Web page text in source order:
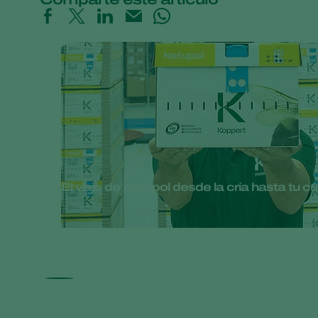
El viaje de Natupol desde la cría hasta tu